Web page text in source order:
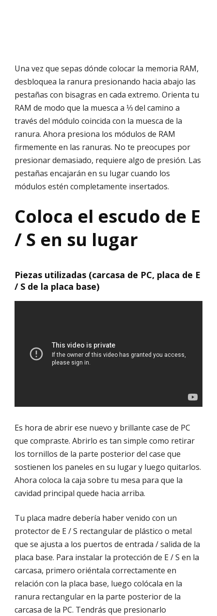
Una vez que sepas dónde colocar la memoria RAM,
desbloquea la ranura presionando hacia abajo las
pestañas con bisagras en cada extremo. Orienta tu
RAM de modo que la muesca a ⅓ del camino a
través del módulo coincida con la muesca de la
ranura. Ahora presiona los módulos de RAM
firmemente en las ranuras. No te preocupes por
presionar demasiado, requiere algo de presión. Las
pestañas encajarán en su lugar cuando los
módulos estén completamente insertados.
Coloca el escudo de E
/ S en su lugar
Piezas utilizadas (carcasa de PC, placa de E
/ S de la placa base)
Es hora de abrir ese nuevo y brillante case de PC
que compraste. Abrirlo es tan simple como retirar
los tornillos de la parte posterior del case que
sostienen los paneles en su lugar y luego quitarlos.
Ahora coloca la caja sobre tu mesa para que la
cavidad principal quede hacia arriba.
Tu placa madre debería haber venido con un
protector de E / S rectangular de plástico o metal
que se ajusta a los puertos de entrada / salida de la
placa base. Para instalar la protección de E / S en la
carcasa, primero oriéntala correctamente en
relación con la placa base, luego colócala en la
ranura rectangular en la parte posterior de la
carcasa de la PC. Tendrás que presionarlo